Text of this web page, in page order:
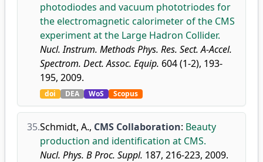
photodiodes and vacuum phototriodes for
the electromagnetic calorimeter of the CMS
experiment at the Large Hadron Collider.
Nucl. Instrum. Methods Phys. Res. Sect. A-Accel.
Spectrom. Dect. Assoc. Equip. 604 (1-2), 193-
195, 2009.
doi DEA WoS Scopus
35.Schmidt, A., CMS Collaboration: Beauty
production and identification at CMS.
Nucl. Phys. B Proc. Suppl. 187, 216-223, 2009.